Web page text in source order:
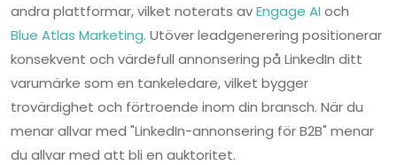
andra plattformar, vilket noterats avEngage AI och
Blue Atlas Marketing. Utöver leadgenerering positionerar
konsekvent och värdefull annonsering på LinkedIn ditt
varumärke som en tankeledare, vilket bygger
trovärdighet och förtroende inom din bransch. När du
menar allvar med "LinkedIn-annonsering för B2B" menar
du allvar med att bli en auktoritet.